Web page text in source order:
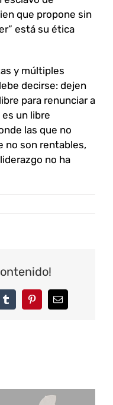
que propone sin
está su ética
y múltiples
decirse: dejen
para renunciar a
un libre
las que no
no son rentables,
no ha
TumblrPinterestCorreo
electrónico